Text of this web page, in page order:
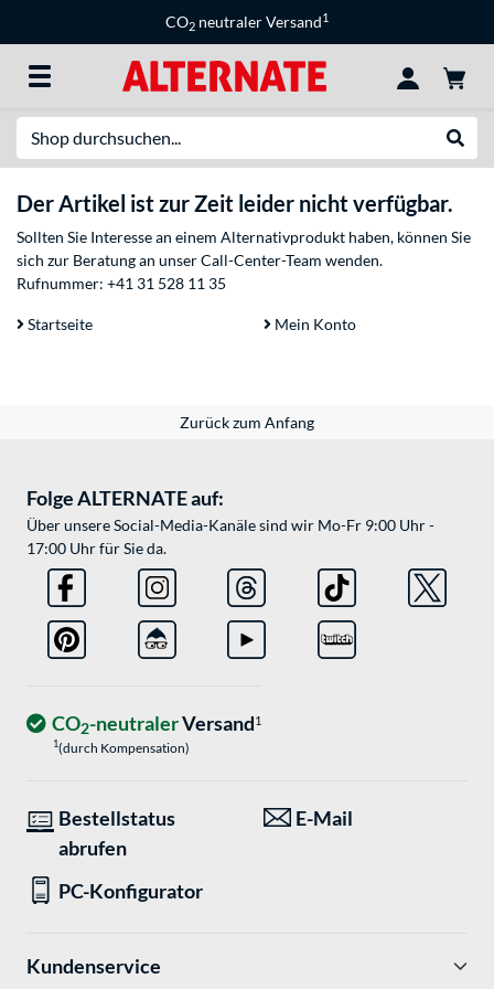
CO2 neutraler Versand1
Der Artikel ist zur Zeit leider nicht verfügbar.
Sollten Sie Interesse an einem Alternativprodukt haben, können Sie
sich zur Beratung an unser Call-Center-Team wenden.
Rufnummer: +41 31 528 11 35
Startseite Mein Konto
Zurück zum Anfang
Folge ALTERNATE auf:
Über unsere Social-Media-Kanäle sind wir Mo-Fr 9:00 Uhr -
17:00 Uhr für Sie da.
CO2-neutralerVersand1
1(durch Kompensation)
Bestellstatus
abrufen
E-Mail
PC-Konfigurator
Kundenservice